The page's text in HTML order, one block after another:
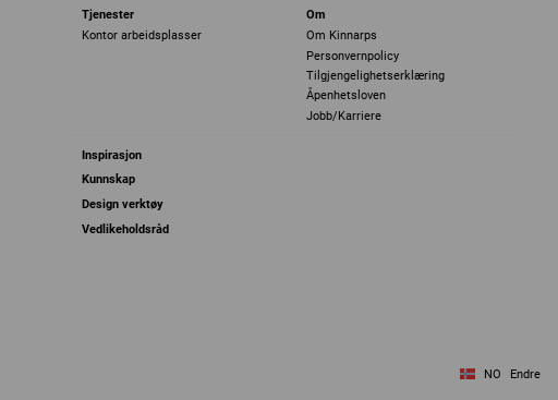
Tjenester
Kontor arbeidsplasser
Om
Om Kinnarps
Personvernpolicy
Tilgjengelighetserklæring
Åpenhetsloven
Jobb/Karriere
Inspirasjon
Kunnskap
Design verktøy
Vedlikeholdsråd
NO Endre